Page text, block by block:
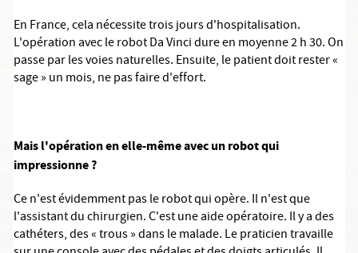
En France, cela nécessite trois jours d'hospitalisation.
L'opération avec le robot Da Vinci dure en moyenne 2 h 30. On
passe par les voies naturelles. Ensuite, le patient doit rester «
sage » un mois, ne pas faire d'effort.
Mais l'opération en elle-même avec un robot qui
impressionne ?
Ce n'est évidemment pas le robot qui opère. Il n'est que
l'assistant du chirurgien. C'est une aide opératoire. Il y a des
cathéters, des « trous » dans le malade. Le praticien travaille